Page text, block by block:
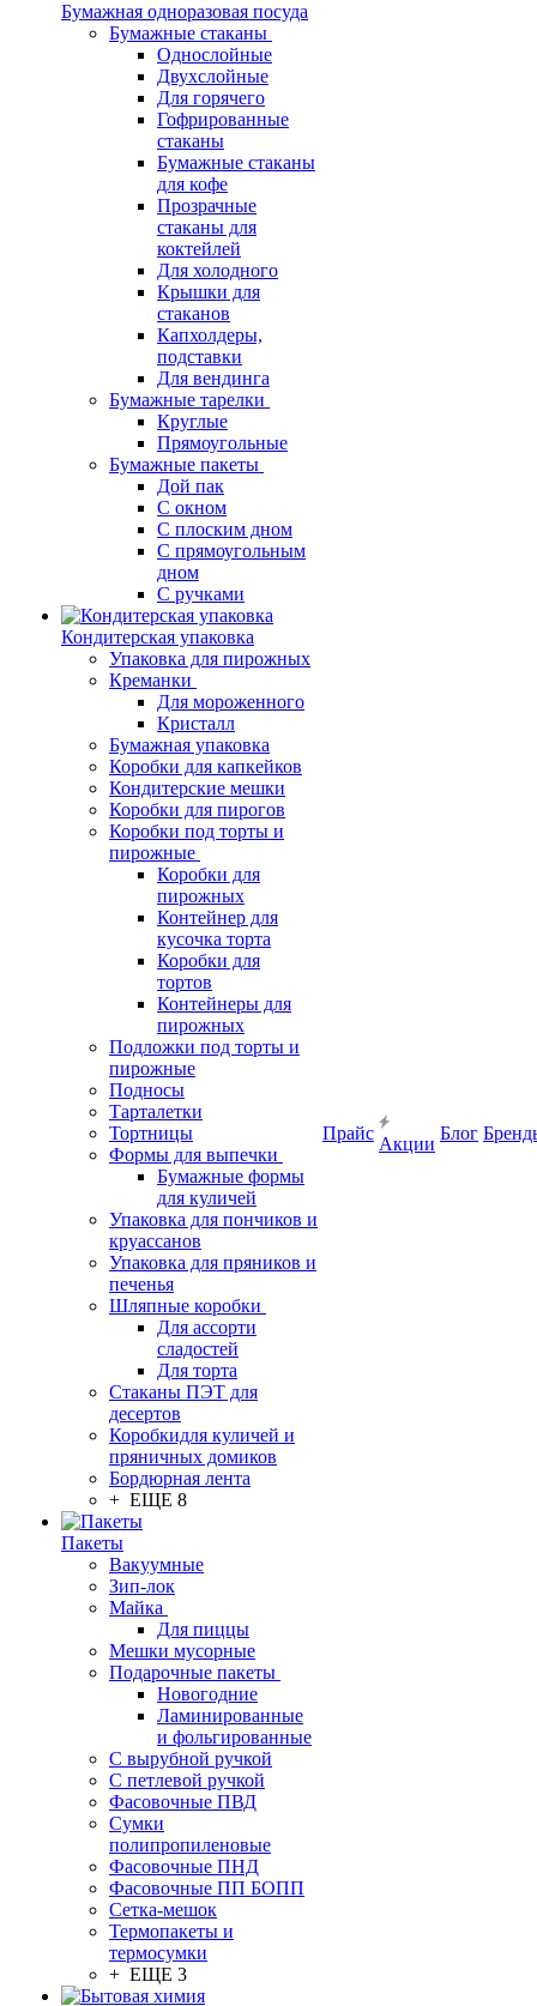
Бумажная одноразовая посуда
Бумажные стаканы
Однослойные
Двухслойные
Для горячего
Гофрированные
стаканы
Бумажные стаканы
для кофе
Прозрачные
стаканы для
коктейлей
Для холодного
Крышки для
стаканов
Капхолдеры,
подставки
Для вендинга
Бумажные тарелки
Круглые
Прямоугольные
Бумажные пакеты
Дой пак
С окном
С плоским дном
С прямоугольным
дном
С ручками
Кондитерская упаковка
Упаковка для пирожных
Креманки
Для мороженного
Кристалл
Бумажная упаковка
Коробки для капкейков
Кондитерские мешки
Коробки для пирогов
Коробки под торты и
пирожные
Коробки для
пирожных
Контейнер для
кусочка торта
Коробки для
тортов
Контейнеры для
пирожных
Подложки под торты и
пирожные
Подносы
Тарталетки
Тортницы
Формы для выпечки
Бумажные формы
для куличей
Упаковка для пончиков и
круассанов
Упаковка для пряников и
печенья
Шляпные коробки
Для ассорти
сладостей
Для торта
Стаканы ПЭТ для
десертов
Коробкидля куличей и
пряничных домиков
Бордюрная лента
+ ЕЩЕ 8
Пакеты
Вакуумные
Зип-лок
Майка
Для пиццы
Мешки мусорные
Подарочные пакеты
Новогодние
Ламинированные
и фольгированные
С вырубной ручкой
С петлевой ручкой
Фасовочные ПВД
Сумки
полипропиленовые
Фасовочные ПНД
Фасовочные ПП БОПП
Сетка-мешок
Термопакеты и
термосумки
+ ЕЩЕ 3
Прайс
Акции
Блог